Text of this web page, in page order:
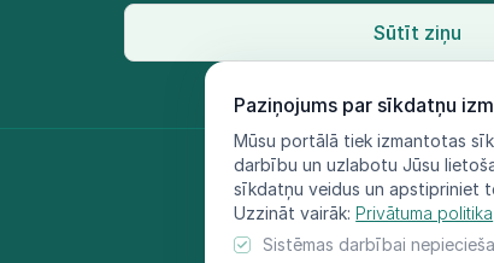
Paziņojums par sīkdatņu
Mūsu portālā tiek izmantotas
darbību un uzlabotu Jūsu
sīkdatņu veidus un apstipriniet
Uzzināt vairāk: Privātuma politika
Sistēmas darbībai
Sūtīt ziņu